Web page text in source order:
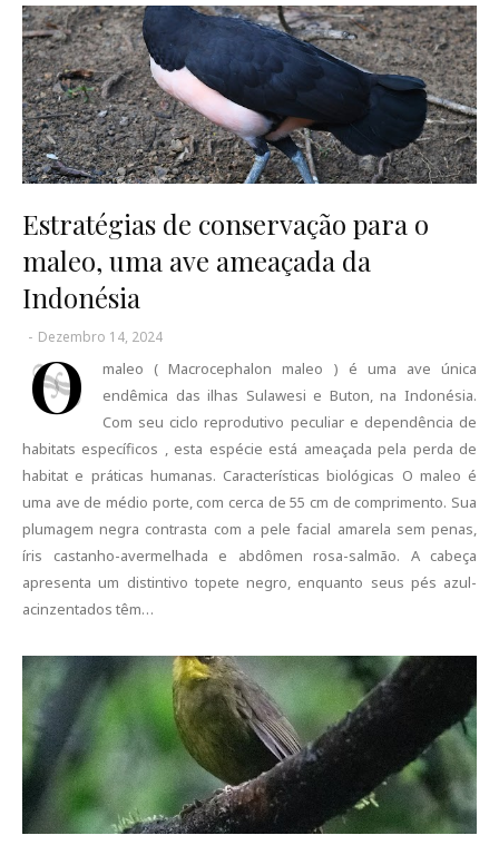
Estratégias de conservação para o
maleo, uma ave ameaçada da
Indonésia
- Dezembro 14, 2024
O
maleo ( Macrocephalon maleo ) é uma ave única
endêmica das ilhas Sulawesi e Buton, na Indonésia.
Com seu ciclo reprodutivo peculiar e dependência de
habitats específicos , esta espécie está ameaçada pela perda de
habitat e práticas humanas. Características biológicas O maleo é
uma ave de médio porte, com cerca de 55 cm de comprimento. Sua
plumagem negra contrasta com a pele facial amarela sem penas,
íris castanho-avermelhada e abdômen rosa-salmão. A cabeça
apresenta um distintivo topete negro, enquanto seus pés azul-
acinzentados têm…